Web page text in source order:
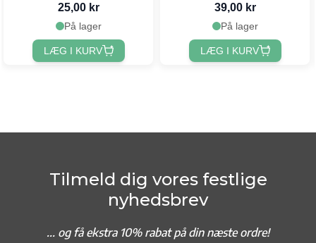
25,00 kr
På lager
LÆG I KURV
39,00 kr
På lager
LÆG I KURV
Tilmeld dig vores festlige
nyhedsbrev
... og få ekstra 10% rabat på din næste ordre!